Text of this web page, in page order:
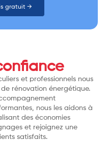
gratuit →
et professionnels nous
rénovation énergétique.
nous les aidons à
des économies
et rejoignez une
satisfaits.